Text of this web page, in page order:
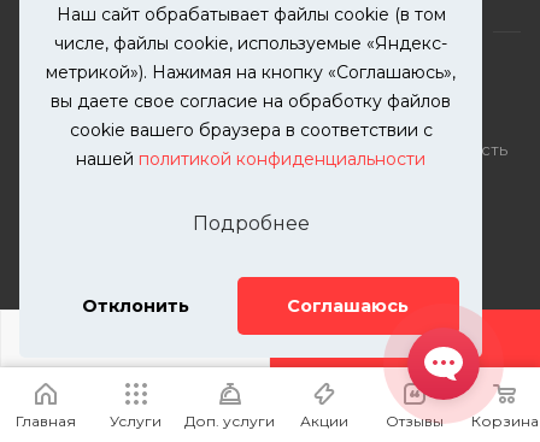
Наш сайт обрабатывает файлы cookie (в том
числе, файлы cookie, используемые «Яндекс-
метрикой»). Нажимая на кнопку «Соглашаюсь»,
вы даете свое согласие на обработку файлов
cookie вашего браузера в соответствии с
нашей политикой конфиденциальности
Подробнее
Отклонить Соглашаюсь
ДОБАВИТЬ УСЛУГУ
2026 © KUTUZOVV | Кузовной ремонт и покраска
автомобилей. Вся информация на сайте – собственность
разрешения запрещена. Все права защищены.
Телефон: 8(499)-302-00-57
Главная Услуги Доп. услуги Акции Отзывы Корзина